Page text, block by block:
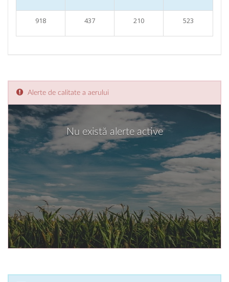
918 437 210 523
Alerte de calitate a aerului
Nu există alerte active